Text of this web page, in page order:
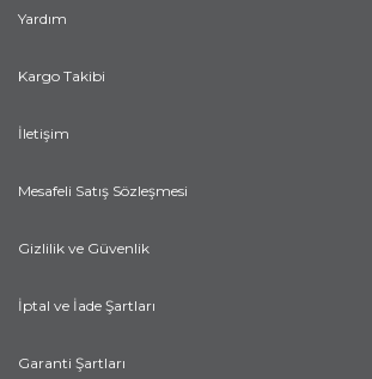
Yardım
Kargo Takibi
İletişim
Mesafeli Satış Sözleşmesi
Gizlilik ve Güvenlik
İptal ve İade Şartları
Garanti Şartları